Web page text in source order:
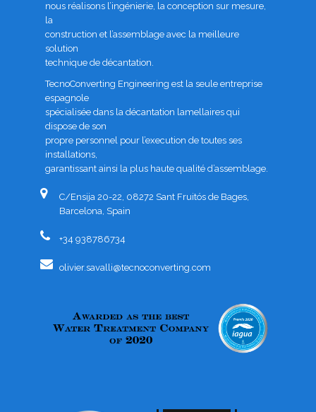
nous réalisons l’ingénierie, la conception sur mesure,
la
construction et l’assemblage avec la meilleure
solution
technique de décantation.
TecnoConverting Engineering est la seule entreprise
espagnole
spécialisée dans la décantation lamellaires qui
dispose de son
propre personnel pour l’execution de toutes ses
installations,
garantissant ainsi la plus haute qualité d’assemblage.
C/Ensija 20-22, 08272 Sant Fruitós de Bages,
Barcelona, Spain
+34 938786734
olivier.savalli@tecnoconverting.com